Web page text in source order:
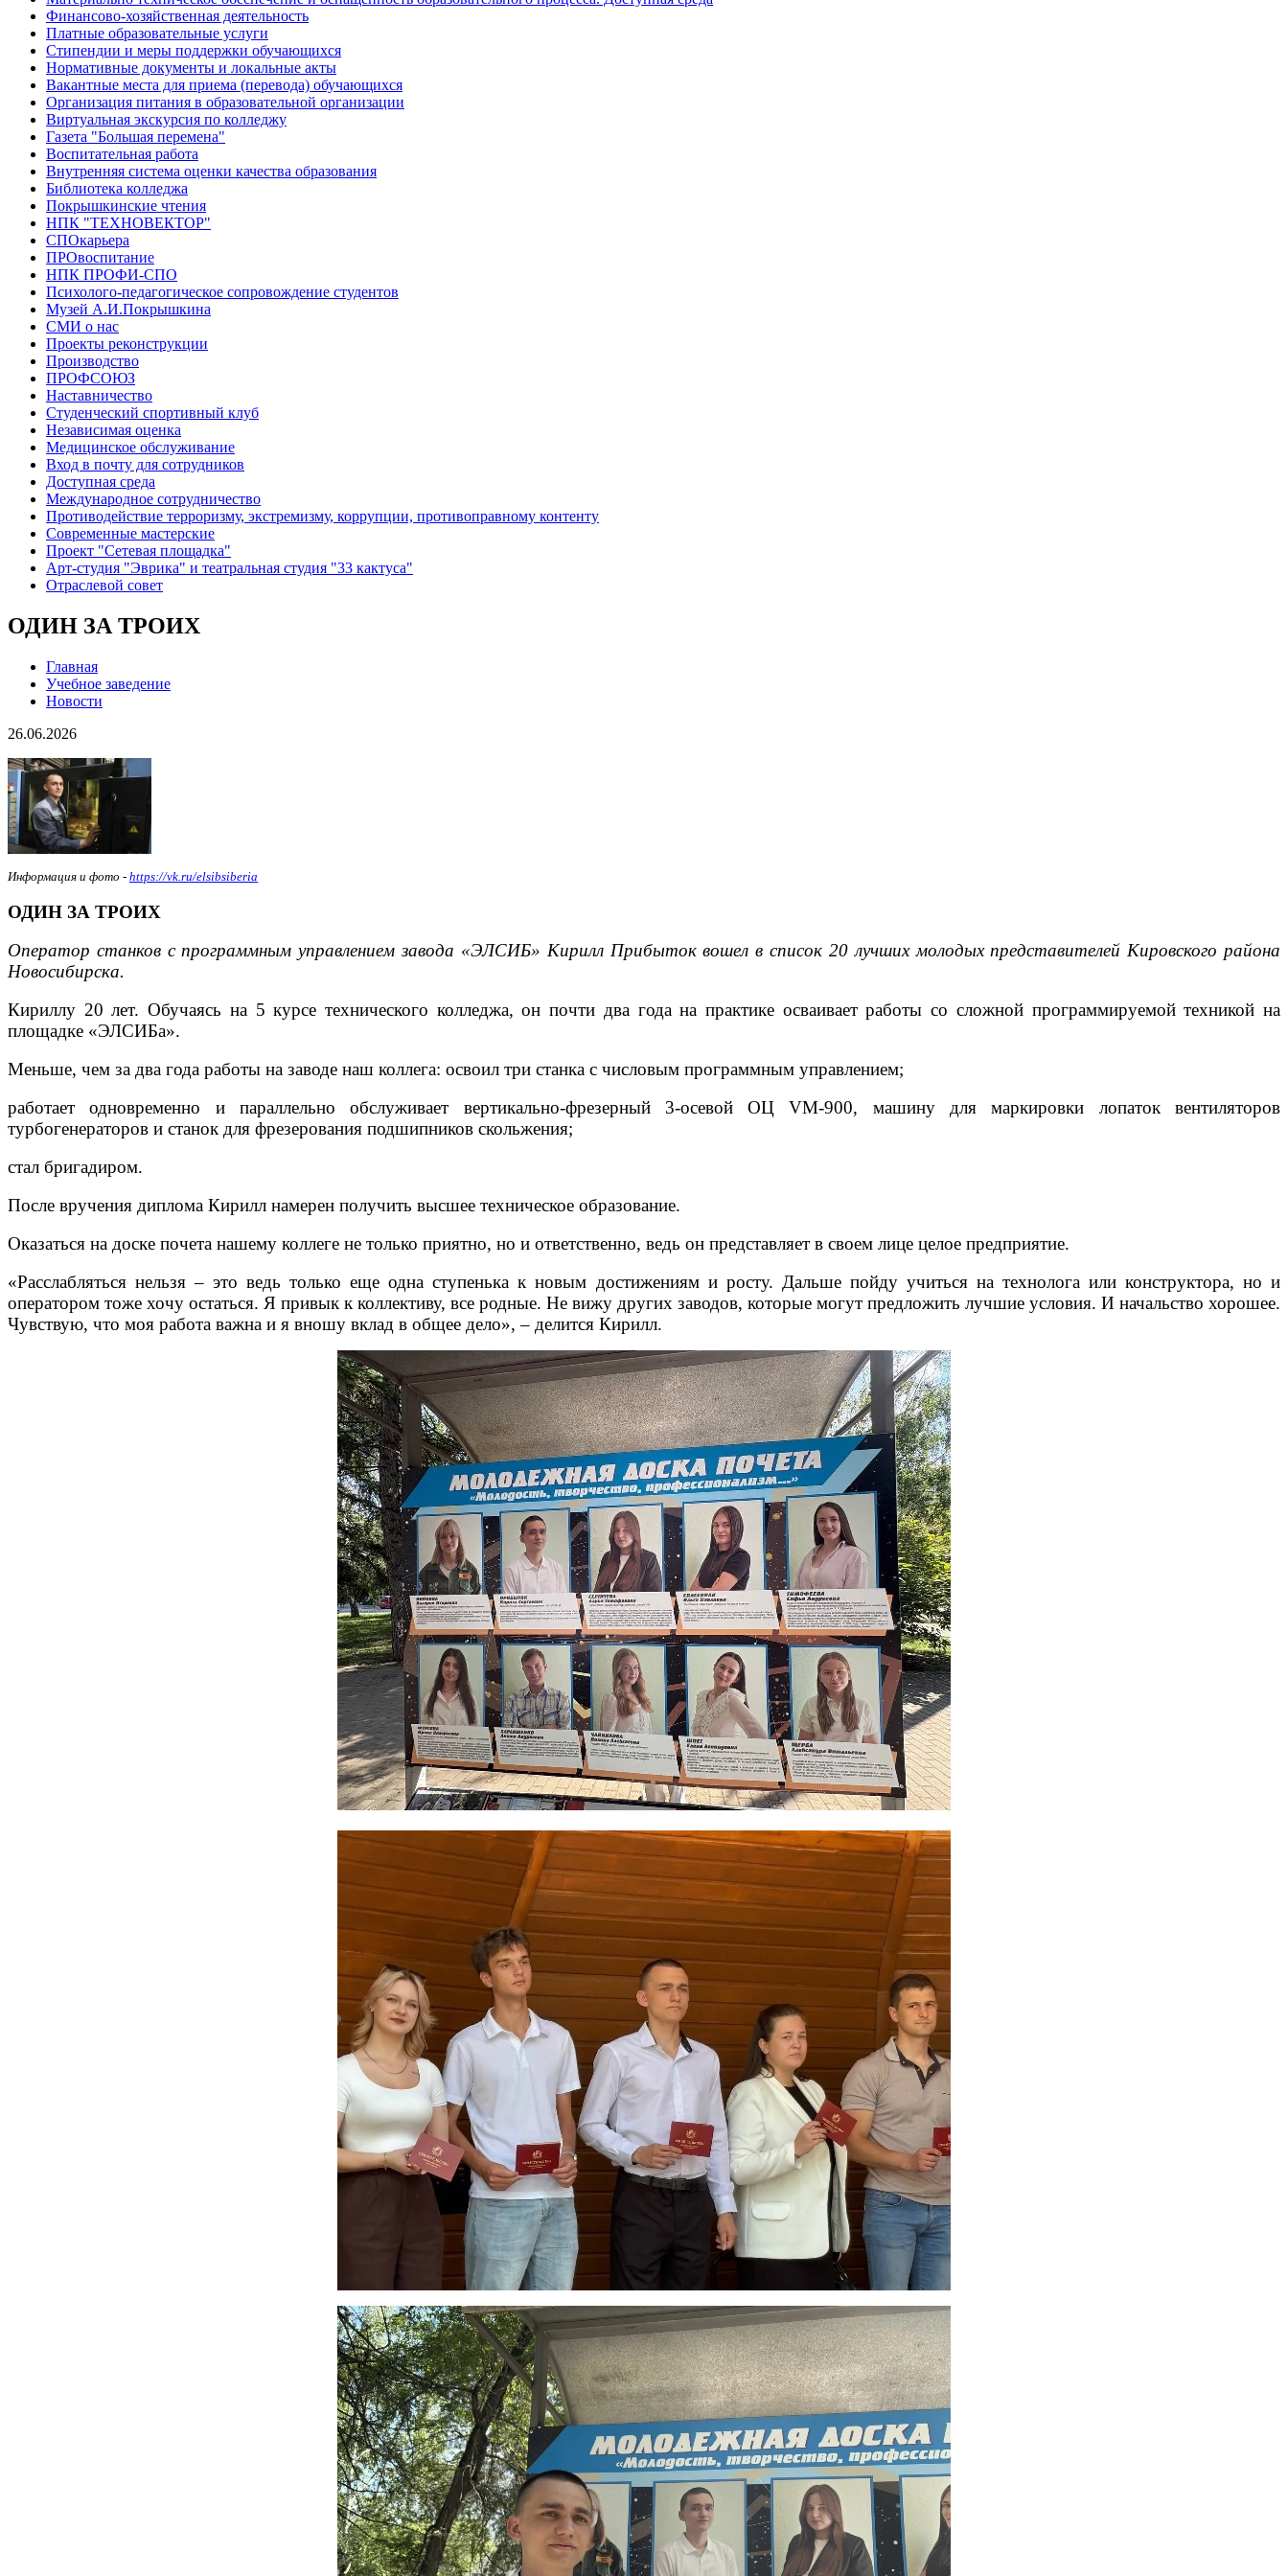
Финансово-хозяйственная деятельность
Платные образовательные услуги
Стипендии и меры поддержки обучающихся
Нормативные документы и локальные акты
Вакантные места для приема (перевода) обучающихся
Организация питания в образовательной организации
Виртуальная экскурсия по колледжу
Газета "Большая перемена"
Воспитательная работа
Внутренняя система оценки качества образования
Библиотека колледжа
Покрышкинские чтения
НПК "ТЕХНОВЕКТОР"
СПОкарьера
ПРОвоспитание
НПК ПРОФИ-СПО
Психолого-педагогическое сопровождение студентов
Музей А.И.Покрышкина
СМИ о нас
Проекты реконструкции
Производство
ПРОФСОЮЗ
Наставничество
Студенческий спортивный клуб
Независимая оценка
Медицинское обслуживание
Вход в почту для сотрудников
Доступная среда
Международное сотрудничество
Противодействие терроризму, экстремизму, коррупции, противоправному контенту
Современные мастерские
Проект "Сетевая площадка"
Арт-студия "Эврика" и театральная студия "33 кактуса"
Отраслевой совет
ОДИН ЗА ТРОИХ
Главная
Учебное заведение
Новости
26.06.2026
Информация и фото - https://vk.ru/elsibsiberia
ОДИН ЗА ТРОИХ
Оператор станков с программным управлением завода «ЭЛСИБ» Кирилл Прибыток вошел в список 20 лучших молодых представителей Кировского района
Новосибирска.
Кириллу 20 лет. Обучаясь на 5 курсе технического колледжа, он почти два года на практике осваивает работы со сложной программируемой техникой на
площадке «ЭЛСИБа».
Меньше, чем за два года работы на заводе наш коллега: освоил три станка с числовым программным управлением;
работает одновременно и параллельно обслуживает вертикально-фрезерный 3-осевой ОЦ VM-900, машину для маркировки лопаток вентиляторов
турбогенераторов и станок для фрезерования подшипников скольжения;
стал бригадиром.
После вручения диплома Кирилл намерен получить высшее техническое образование.
Оказаться на доске почета нашему коллеге не только приятно, но и ответственно, ведь он представляет в своем лице целое предприятие.
«Расслабляться нельзя – это ведь только еще одна ступенька к новым достижениям и росту. Дальше пойду учиться на технолога или конструктора, но и
оператором тоже хочу остаться. Я привык к коллективу, все родные. Не вижу других заводов, которые могут предложить лучшие условия. И начальство хорошее.
Чувствую, что моя работа важна и я вношу вклад в общее дело», – делится Кирилл.